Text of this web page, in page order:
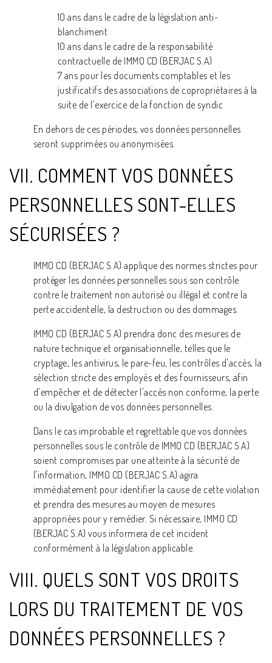
10 ans dans le cadre de la législation anti-
blanchiment
10 ans dans le cadre de la responsabilité
contractuelle de IMMO CD (BERJAC S.A)
7 ans pour les documents comptables et les
justificatifs des associations de copropriétaires à la
suite de l'exercice de la fonction de syndic
En dehors de ces périodes, vos données personnelles
seront supprimées ou anonymisées.
VII. COMMENT VOS DONNÉES
PERSONNELLES SONT-ELLES
SÉCURISÉES ?
IMMO CD (BERJAC S.A) applique des normes strictes pour
protéger les données personnelles sous son contrôle
contre le traitement non autorisé ou illégal et contre la
perte accidentelle, la destruction ou des dommages.
IMMO CD (BERJAC S.A) prendra donc des mesures de
nature technique et organisationnelle, telles que le
cryptage, les antivirus, le pare-feu, les contrôles d'accès, la
sélection stricte des employés et des fournisseurs, afin
d'empêcher et de détecter l'accès non conforme, la perte
ou la divulgation de vos données personnelles.
Dans le cas improbable et regrettable que vos données
personnelles sous le contrôle de IMMO CD (BERJAC S.A)
soient compromises par une atteinte à la sécurité de
l'information, IMMO CD (BERJAC S.A) agira
immédiatement pour identifier la cause de cette violation
et prendra des mesures au moyen de mesures
appropriées pour y remédier. Si nécessaire, IMMO CD
(BERJAC S.A) vous informera de cet incident
conformément à la législation applicable.
VIII. QUELS SONT VOS DROITS
LORS DU TRAITEMENT DE VOS
DONNÉES PERSONNELLES ?